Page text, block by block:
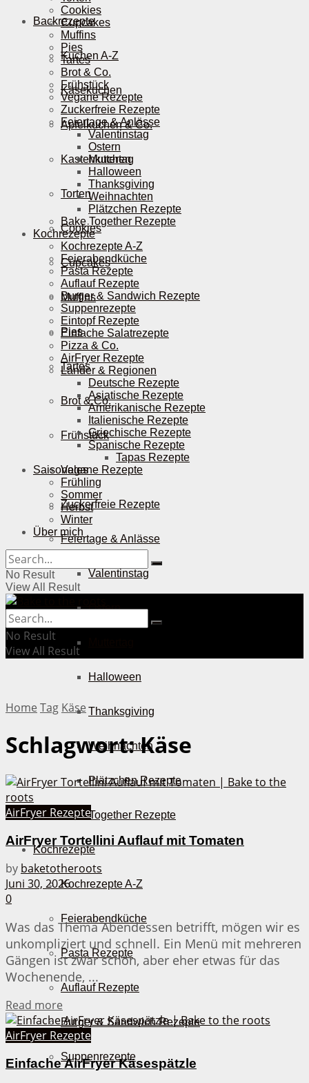
Backrezepte
Kuchen A-Z
Käsekuchen
Apfelkuchen & Co.
Kastenkuchen
Torten
Cookies
Cupcakes
Muffins
Pies
Tartes
Brot & Co.
Frühstück
Vegane Rezepte
Zuckerfreie Rezepte
Feiertage & Anlässe
Valentinstag
Ostern
Halloween
Thanksgiving
Weihnachten
Plätzchen Rezepte
Bake Together Rezepte
Kochrezepte
Kochrezepte A-Z
Feierabendküche
Pasta Rezepte
Auflauf Rezepte
Burger & Sandwich Rezepte
Suppenrezepte
Cookies
Cupcakes
Muffins
Pies
Tartes
Brot & Co.
Frühstück
Vegane Rezepte
Zuckerfreie Rezepte
Feiertage & Anlässe
Valentinstag
Ostern
Muttertag
Halloween
Thanksgiving
Weihnachten
Plätzchen Rezepte
Bake Together Rezepte
Kochrezepte
Kochrezepte A-Z
Feierabendküche
Pasta Rezepte
Auflauf Rezepte
Burger & Sandwich Rezepte
Suppenrezepte
Eintopf Rezepte
Einfache Salatrezepte
Pizza & Co.
AirFryer Rezepte
Länder & Regionen
Deutsche Rezepte
Asiatische Rezepte
Amerikanische Rezepte
Italienische Rezepte
Griechische Rezepte
Spanische Rezepte
Tapas Rezepte
Saisonales
Frühling
Sommer
Herbst
Winter
Über mich
No Result
View All Result
No Result
View All Result
Home Tag Käse
Schlagwort:Käse
AirFryer Rezepte
AirFryer Tortellini Auflauf mit Tomaten
by baketotheroots
Juni 30, 2026
0
Was das Thema Abendessen betrifft, mögen wir es
unkompliziert und schnell. Ein Menü mit mehreren
Gängen ist zwar schön, aber eher etwas für das
Wochenende, ...
Read more
AirFryer Rezepte
Einfache AirFryer Käsespätzle